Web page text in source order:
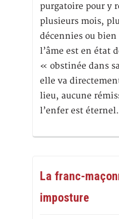
purgatoire pour y
plusieurs mois,
décennies ou
l’âme est en état
« obstinée dans
elle va
lieu, aucune
l’enfer est éternel.
La franc-
imposture